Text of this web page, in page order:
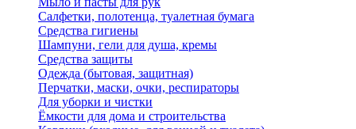
Салфетки, полотенца, туалетная бумага
Средства гигиены
Шампуни, гели для душа, кремы
Средства защиты
Одежда (бытовая, защитная)
Перчатки, маски, очки, респираторы
Для уборки и чистки
Ёмкости для дома и строительства